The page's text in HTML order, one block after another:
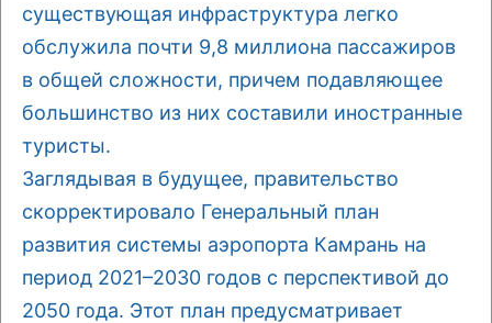
существующая инфраструктура легко
обслужила почти 9,8 миллиона пассажиров
в общей сложности, причем подавляющее
большинство из них составили иностранные
туристы.
Заглядывая в будущее, правительство
скорректировало Генеральный план
развития системы аэропорта Камрань на
период 2021–2030 годов с перспективой до
2050 года. Этот план предусматривает